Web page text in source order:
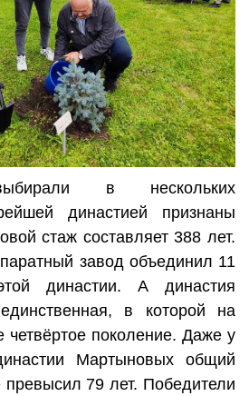
в нескольких
династией признаны
стаж составляет 388 лет.
завод объединил 11
династии. А династия
в которой на
четвёртое поколение. Даже у
Мартыновых общий
превысил 79 лет. Победители